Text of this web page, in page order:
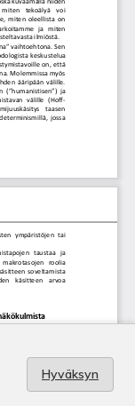
Hyväksyn